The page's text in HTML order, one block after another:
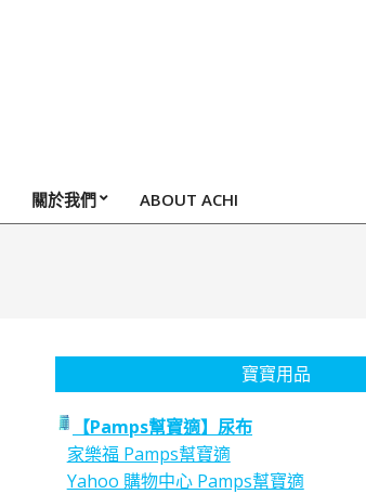
關於我們 ABOUT ACHI
寶寶用品
【Pamps幫寶適】尿布
家樂福 Pamps幫寶適
Yahoo 購物中心 Pamps幫寶適